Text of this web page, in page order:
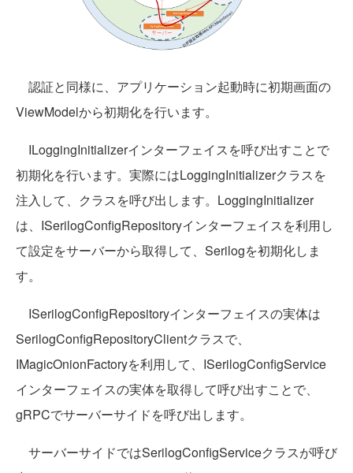
認証と同様に、アプリケーション起動時に初期画面の
ViewModelから初期化を行います。
ILoggingInitializerインターフェイスを呼び出すことで
初期化を行います。実際にはLoggingInitializerクラスを
注入して、クラスを呼び出します。LoggingInitializer
は、ISerilogConfigRepositoryインターフェイスを利用し
て設定をサーバーから取得して、Serilogを初期化しま
す。
ISerilogConfigRepositoryインターフェイスの実体は
SerilogConfigRepositoryClientクラスで、
IMagicOnionFactoryを利用して、ISerilogConfigService
インターフェイスの実体を取得して呼び出すことで、
gRPCでサーバーサイドを呼び出します。
サーバーサイドではSerilogConfigServiceクラスが呼び